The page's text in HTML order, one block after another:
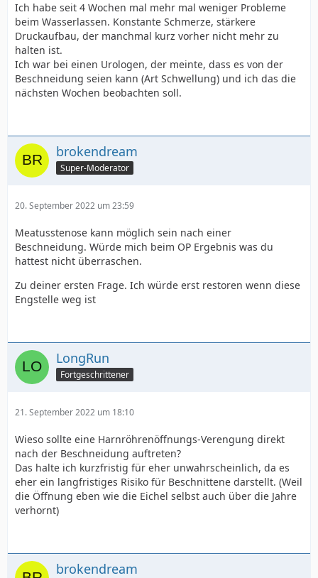
Ich habe seit 4 Wochen mal mehr mal weniger Probleme
beim Wasserlassen. Konstante Schmerze, stärkere
Druckaufbau, der manchmal kurz vorher nicht mehr zu
halten ist.
Ich war bei einen Urologen, der meinte, dass es von der
Beschneidung seien kann (Art Schwellung) und ich das die
nächsten Wochen beobachten soll.
brokendream
Super-Moderator
20. September 2022 um 23:59
Meatusstenose kann möglich sein nach einer
Beschneidung. Würde mich beim OP Ergebnis was du
hattest nicht überraschen.
Zu deiner ersten Frage. Ich würde erst restoren wenn diese
Engstelle weg ist
LongRun
Fortgeschrittener
21. September 2022 um 18:10
Wieso sollte eine Harnröhrenöffnungs-Verengung direkt
nach der Beschneidung auftreten?
Das halte ich kurzfristig für eher unwahrscheinlich, da es
eher ein langfristiges Risiko für Beschnittene darstellt. (Weil
die Öffnung eben wie die Eichel selbst auch über die Jahre
verhornt)
brokendream